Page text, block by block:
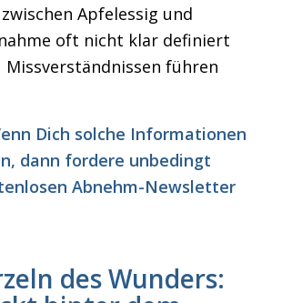
Apfelessig und
oft nicht klar definiert
Missverständnissen führen
Dich solche Informationen
dann fordere unbedingt
Abnehm-Newsletter
des Wunders: